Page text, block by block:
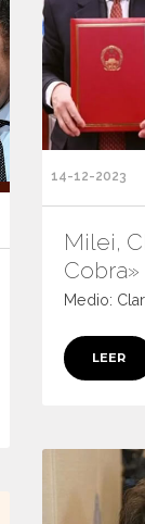
14-12-2023
Milei,
Cobra»
Medio:
LEER